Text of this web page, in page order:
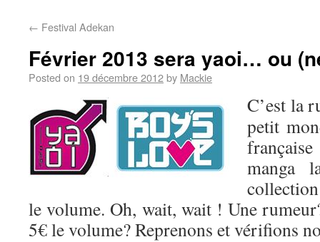
← Festival Adekan
Février 2013 sera yaoi… ou
Posted on 19 décembre 2012by Mackie
C’est la
petit
manga
le volume. Oh, wait, wait ! Une
5€ le volume? Reprenons et vérifions